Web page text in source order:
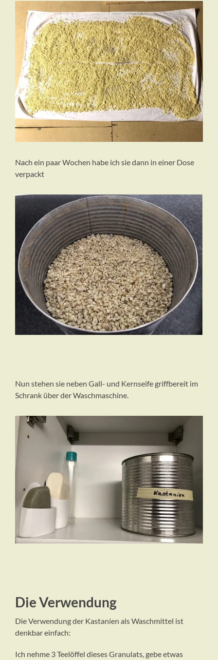
Nach ein paar Wochen habe ich sie dann in einer Dose
verpackt
Nun stehen sie neben Gall- und Kernseife griffbereit im
Schrank über der Waschmaschine.
Die Verwendung
Die Verwendung der Kastanien als Waschmittel ist
denkbar einfach:
Ich nehme 3 Teelöffel dieses Granulats, gebe etwas